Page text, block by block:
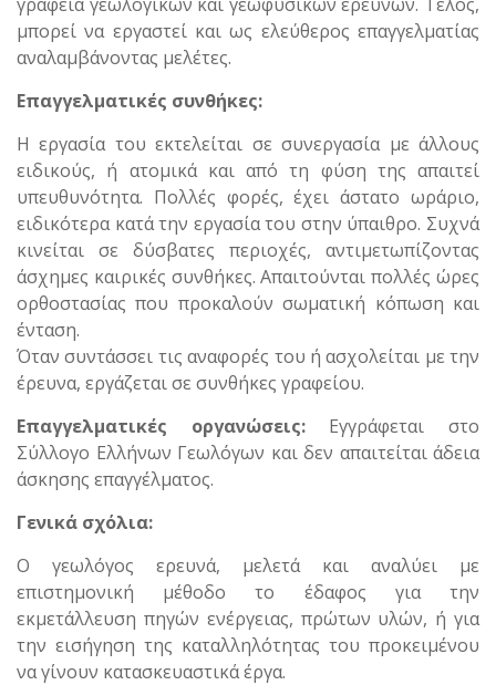
μπορεί να εργαστεί και ως ελεύθερος επαγγελματίας
αναλαμβάνοντας μελέτες.
Επαγγελματικές συνθήκες:
Η εργασία του εκτελείται σε συνεργασία με άλλους
ειδικούς, ή ατομικά και από τη φύση της απαιτεί
υπευθυνότητα. Πολλές φορές, έχει άστατο ωράριο,
ειδικότερα κατά την εργασία του στην ύπαιθρο. Συχνά
κινείται σε δύσβατες περιοχές, αντιμετωπίζοντας
άσχημες καιρικές συνθήκες. Απαιτούνται πολλές ώρες
ορθοστασίας που προκαλούν σωματική κόπωση και
ένταση.
Όταν συντάσσει τις αναφορές του ή ασχολείται με την
έρευνα, εργάζεται σε συνθήκες γραφείου.
Επαγγελματικές οργανώσεις: Εγγράφεται στο
Σύλλογο Ελλήνων Γεωλόγων και δεν απαιτείται άδεια
άσκησης επαγγέλματος.
Γενικά σχόλια:
Ο γεωλόγος ερευνά, μελετά και αναλύει με
επιστημονική μέθοδο το έδαφος για την
εκμετάλλευση πηγών ενέργειας, πρώτων υλών, ή για
την εισήγηση της καταλληλότητας του προκειμένου
να γίνουν κατασκευαστικά έργα.